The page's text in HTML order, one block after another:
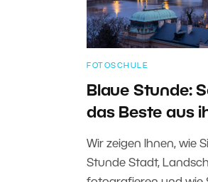
FOTOSCHULE
Blaue Stunde:
das Beste aus
Wir zeigen Ihnen, wie
Stunde Stadt,